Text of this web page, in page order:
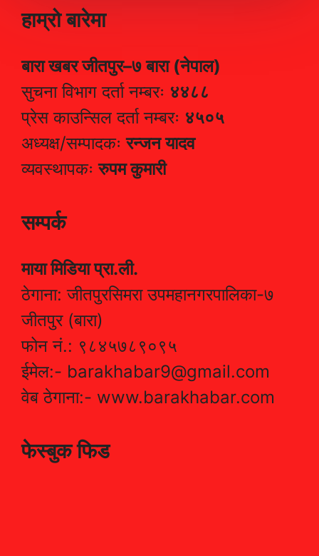
हाम्रो बारेमा
बारा खबर जीतपुर–७ बारा (नेपाल)
सुचना विभाग दर्ता नम्बरः ४४८८
प्रेस काउन्सिल दर्ता नम्बरः ४५०५
अध्यक्ष/सम्पादकःरन्जन यादव
व्यवस्थापकःरुपम कुमारी
सम्पर्क
माया मिडिया प्रा.ली.
ठेगाना: जीतपुरसिमरा उपमहानगरपालिका-७
जीतपुर (बारा)
फोन नं.: ९८४५७८९०९५
ईमेल:- barakhabar9@gmail.com
वेब ठेगाना:- www.barakhabar.com
फेस्बुक फिड